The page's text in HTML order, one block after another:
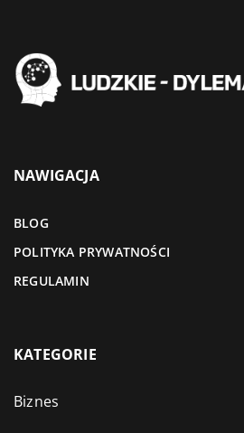
NAWIGACJA
BLOG
POLITYKA PRYWATNOŚCI
REGULAMIN
KATEGORIE
Biznes